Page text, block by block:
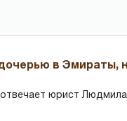
в Эмираты,
юрист Людмила